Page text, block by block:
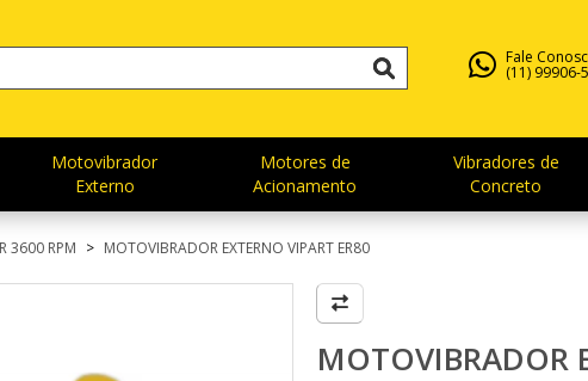
Fale
(11) 99906-
Motovibrador
Externo
Motores de
Acionamento
Vibradores de
Concreto
3600 RPM MOTOVIBRADOR EXTERNO VIPART ER80
MOTOVIBRADOR